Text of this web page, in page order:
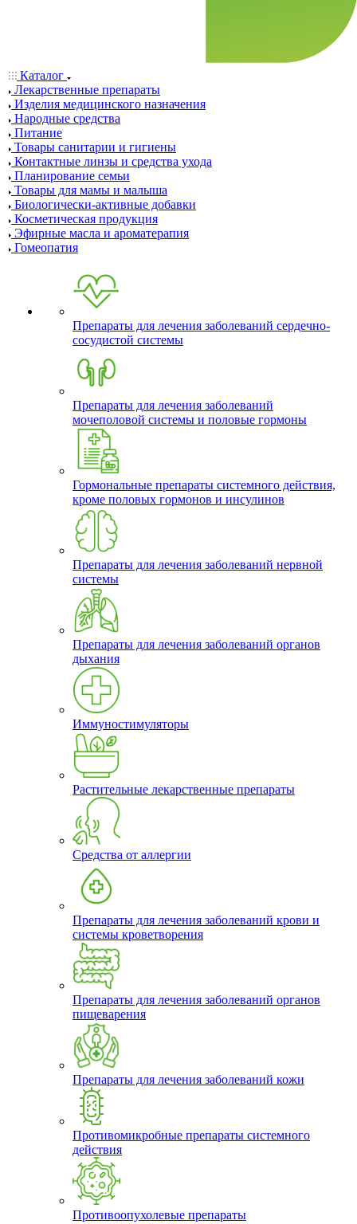
Каталог
Лекарственные препараты
Изделия медицинского назначения
Народные средства
Питание
Товары санитарии и гигиены
Контактные линзы и средства ухода
Планирование семьи
Товары для мамы и малыша
Биологически-активные добавки
Косметическая продукция
Эфирные масла и ароматерапия
Гомеопатия
Препараты для лечения заболеваний сердечно-
сосудистой системы
Препараты для лечения заболеваний
мочеполовой системы и половые гормоны
Гормональные препараты системного действия,
кроме половых гормонов и инсулинов
Препараты для лечения заболеваний нервной
системы
Препараты для лечения заболеваний органов
дыхания
Иммуностимуляторы
Растительные лекарственные препараты
Средства от аллергии
Препараты для лечения заболеваний крови и
системы кроветворения
Препараты для лечения заболеваний органов
пищеварения
Препараты для лечения заболеваний кожи
Противомикробные препараты системного
действия
Противоопухолевые препараты